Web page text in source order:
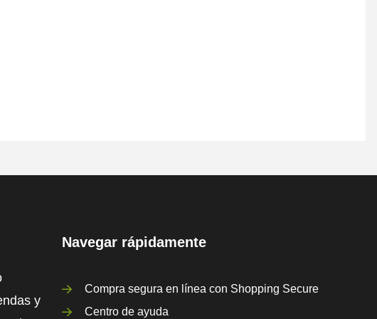
y
Navegar rápidamente
Compra segura en línea con Shopping Secure
Centro de ayuda